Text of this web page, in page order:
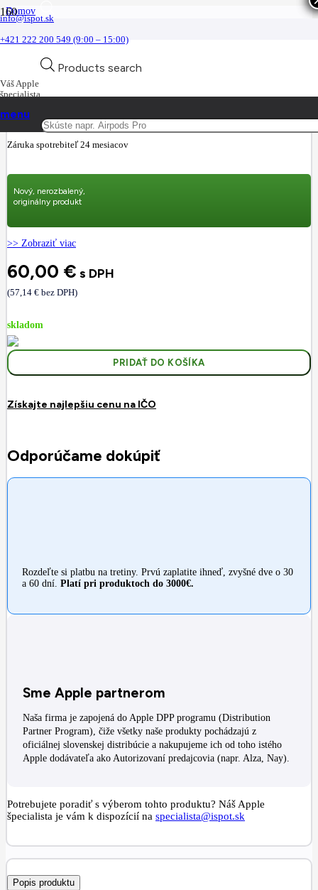
info@ispot.sk
+421 222 200 549 (9:00 – 15:00)
Váš Apple
špecialista
Products search
menu
Domov
Príslušenstvo
Príslušenstvo pre Mac
Napájanie, káble, redukcie
Apple USB-C Power Adapter – 70W
mxn53zm/a
Záruka spotrebiteľ 24 mesiacov
Nový, nerozbalený,
originálny produkt
>> Zobraziť viac
60,00 € s DPH
(57,14 € bez DPH)
skladom
PRIDAŤ DO KOŠÍKA
Získajte najlepšiu cenu na IČO
Odporúčame dokúpiť
Rozdeľte si platbu na tretiny. Prvú zaplatite ihneď, zvyšné dve o 30
a 60 dní. Platí pri produktoch do 3000€.
Sme Apple partnerom
Naša firma je zapojená do Apple DPP programu (Distribution
Partner Program), čiže všetky naše produkty pochádzajú z
oficiálnej slovenskej distribúcie a nakupujeme ich od toho istého
Apple dodávateľa ako Autorizovaní predajcovia (napr. Alza, Nay).
Potrebujete poradiť s výberom tohto produktu? Náš Apple
špecialista je vám k dispozícií na specialista@ispot.sk
Popis produktu